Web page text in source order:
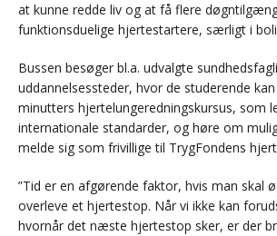
at kunne redde liv og at få flere
funktionsduelige hjertestartere, særligt i
Bussen besøger bl.a. udvalgte
uddannelsessteder, hvor de studerende
minutters hjertelungeredningskursus, som
internationale standarder, og høre om
melde sig som frivillige til TrygFondens
”Tid er en afgørende faktor, hvis man skal
overleve et hjertestop. Når vi ikke kan
hvornår det næste hjertestop sker, er der